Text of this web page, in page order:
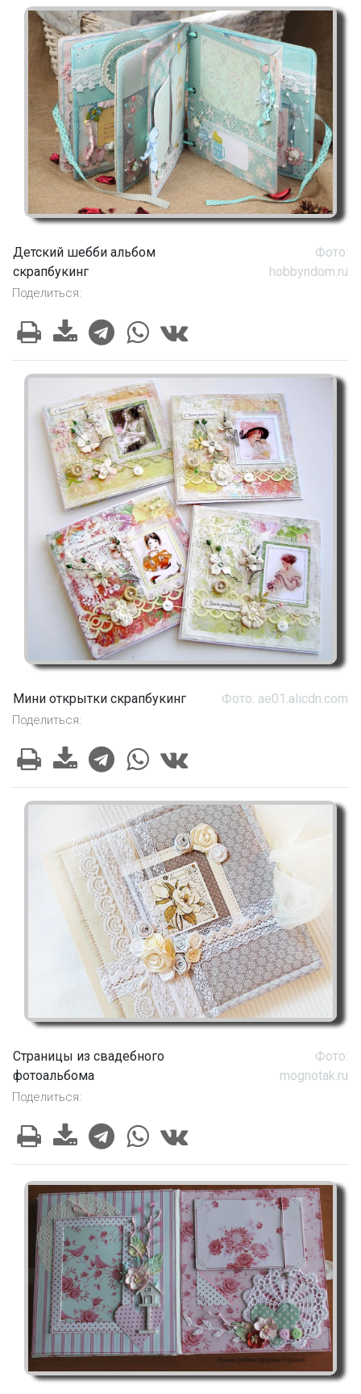
Детский шебби альбом
скрапбукинг
Фото:
hobbyndom.ru
Поделиться:
Мини открытки скрапбукинг Фото: ae01.alicdn.com
Поделиться:
Страницы из свадебного
фотоальбома
Фото:
mognotak.ru
Поделиться: